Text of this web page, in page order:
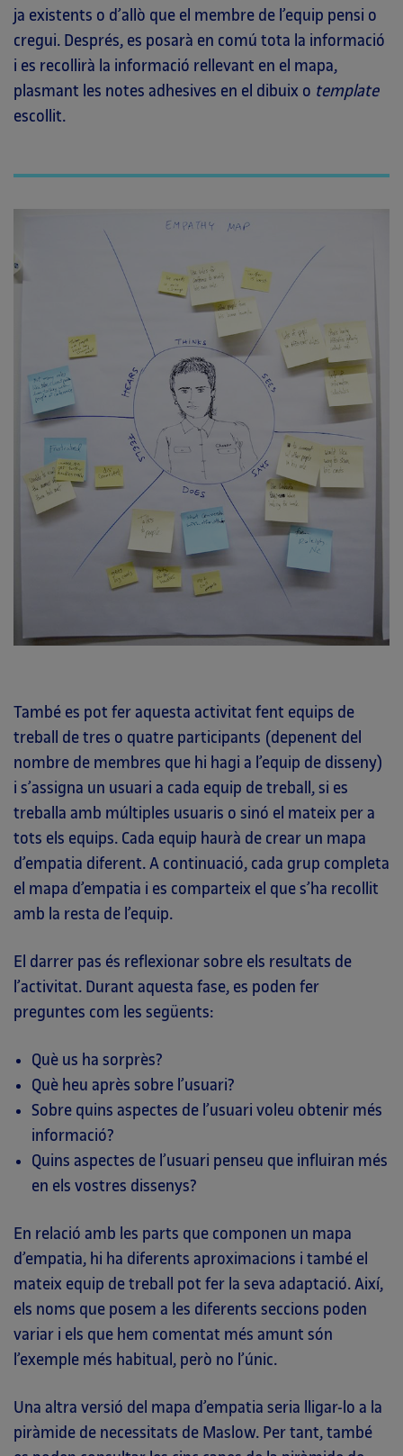
ja existents o d’allò que el membre de l’equip pensi o
cregui. Després, es posarà en comú tota la informació
i es recollirà la informació rellevant en el mapa,
plasmant les notes adhesives en el dibuix o template
escollit.
També es pot fer aquesta activitat fent equips de
treball de tres o quatre participants (depenent del
nombre de membres que hi hagi a l’equip de disseny)
i s’assigna un usuari a cada equip de treball, si es
treballa amb múltiples usuaris o sinó el mateix per a
tots els equips. Cada equip haurà de crear un mapa
d’empatia diferent. A continuació, cada grup completa
el mapa d’empatia i es comparteix el que s’ha recollit
amb la resta de l’equip.
El darrer pas és reflexionar sobre els resultats de
l’activitat. Durant aquesta fase, es poden fer
preguntes com les següents:
Què us ha sorprès?
Què heu après sobre l’usuari?
Sobre quins aspectes de l’usuari voleu obtenir més
informació?
Quins aspectes de l’usuari penseu que influiran més
en els vostres dissenys?
En relació amb les parts que componen un mapa
d’empatia, hi ha diferents aproximacions i també el
mateix equip de treball pot fer la seva adaptació. Així,
els noms que posem a les diferents seccions poden
variar i els que hem comentat més amunt són
l’exemple més habitual, però no l’únic.
Una altra versió del mapa d’empatia seria lligar-lo a la
piràmide de necessitats de Maslow. Per tant, també